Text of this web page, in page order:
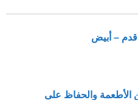
والحفاظ على